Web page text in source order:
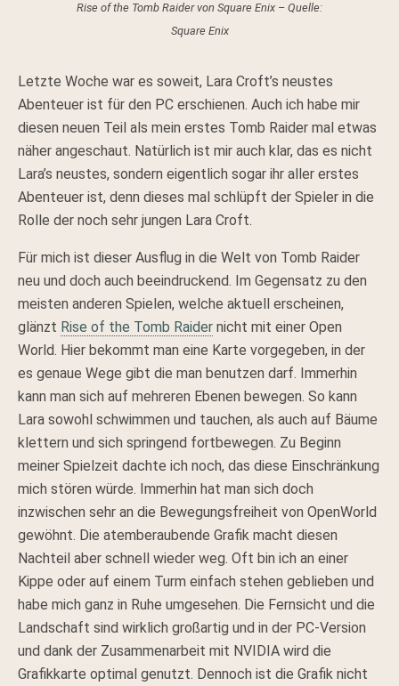
Rise of the Tomb Raider von Square Enix – Quelle:
Square Enix
Letzte Woche war es soweit, Lara Croft’s neustes
Abenteuer ist für den PC erschienen. Auch ich habe mir
diesen neuen Teil als mein erstes Tomb Raider mal etwas
näher angeschaut. Natürlich ist mir auch klar, das es nicht
Lara’s neustes, sondern eigentlich sogar ihr aller erstes
Abenteuer ist, denn dieses mal schlüpft der Spieler in die
Rolle der noch sehr jungen Lara Croft.
Für mich ist dieser Ausflug in die Welt von Tomb Raider
neu und doch auch beeindruckend. Im Gegensatz zu den
meisten anderen Spielen, welche aktuell erscheinen,
glänzt Rise of the Tomb Raider nicht mit einer Open
World. Hier bekommt man eine Karte vorgegeben, in der
es genaue Wege gibt die man benutzen darf. Immerhin
kann man sich auf mehreren Ebenen bewegen. So kann
Lara sowohl schwimmen und tauchen, als auch auf Bäume
klettern und sich springend fortbewegen. Zu Beginn
meiner Spielzeit dachte ich noch, das diese Einschränkung
mich stören würde. Immerhin hat man sich doch
inzwischen sehr an die Bewegungsfreiheit von OpenWorld
gewöhnt. Die atemberaubende Grafik macht diesen
Nachteil aber schnell wieder weg. Oft bin ich an einer
Kippe oder auf einem Turm einfach stehen geblieben und
habe mich ganz in Ruhe umgesehen. Die Fernsicht und die
Landschaft sind wirklich großartig und in der PC-Version
und dank der Zusammenarbeit mit NVIDIA wird die
Grafikkarte optimal genutzt. Dennoch ist die Grafik nicht